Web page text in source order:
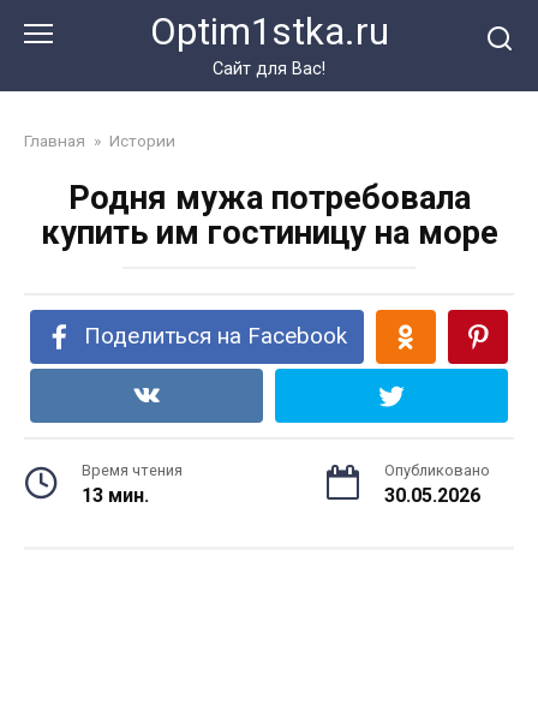
Optim1stka.ru
Сайт для Вас!
Главная » Истории
Родня мужа потребовала
купить им гостиницу на море
Поделиться на Facebook
Время чтения
13 мин.
Опубликовано
30.05.2026